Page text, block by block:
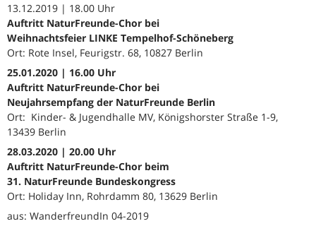
13.12.2019 | 18.00 Uhr
Auftritt NaturFreunde-Chor bei
Weihnachtsfeier LINKE Tempelhof-Schöneberg
Ort: Rote Insel, Feurigstr. 68, 10827 Berlin
25.01.2020 | 16.00 Uhr
Auftritt NaturFreunde-Chor bei
Neujahrsempfang der NaturFreunde Berlin
Ort: Kinder- & Jugendhalle MV, Königshorster Straße 1-9,
13439 Berlin
28.03.2020 | 20.00 Uhr
Auftritt NaturFreunde-Chor beim
31. NaturFreunde Bundeskongress
Ort: Holiday Inn, Rohrdamm 80, 13629 Berlin
aus: WanderfreundIn 04-2019